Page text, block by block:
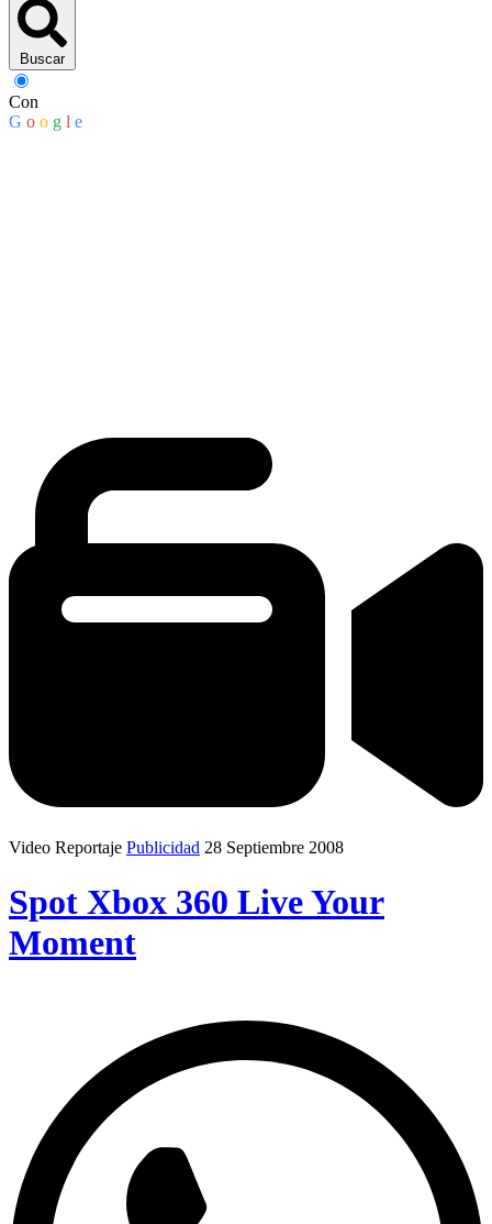
Buscar
Con
G o o g l e
Video Reportaje Publicidad 28 Septiembre 2008
Spot Xbox 360 Live Your
Moment